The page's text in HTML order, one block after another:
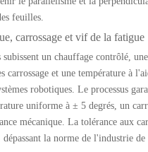
feuilles.
carrossage et vif de la fatigue
subissent un chauffage contrôlé,
carrossage et une température à
robotiques. Le processus
uniforme à ± 5 degrés, un
mécanique. La tolérance aux
la norme de l'industrie